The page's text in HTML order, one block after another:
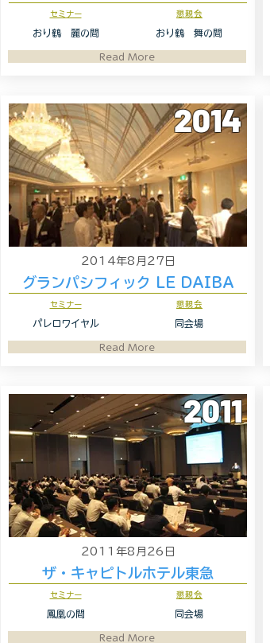
セミナー
おり鶴 麗の間
懇親会
おり鶴 舞の間
Read More
2014
2014年8月27日
グランパシフィック LE DAIBA
セミナー
パレロワイヤル
懇親会
同会場
Read More
2011
2011年8月26日
ザ・キャピトルホテル東急
セミナー
鳳凰の間
懇親会
同会場
Read More